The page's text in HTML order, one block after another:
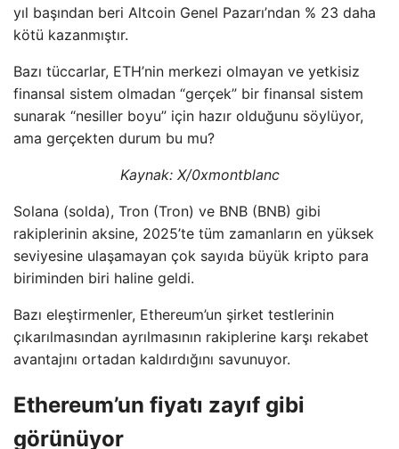
yıl başından beri Altcoin Genel Pazarı’ndan % 23 daha
kötü kazanmıştır.
Bazı tüccarlar, ETH’nin merkezi olmayan ve yetkisiz
finansal sistem olmadan “gerçek” bir finansal sistem
sunarak “nesiller boyu” için hazır olduğunu söylüyor,
ama gerçekten durum bu mu?
Kaynak: X/0xmontblanc
Solana (solda), Tron (Tron) ve BNB (BNB) gibi
rakiplerinin aksine, 2025’te tüm zamanların en yüksek
seviyesine ulaşamayan çok sayıda büyük kripto para
biriminden biri haline geldi.
Bazı eleştirmenler, Ethereum’un şirket testlerinin
çıkarılmasından ayrılmasının rakiplerine karşı rekabet
avantajını ortadan kaldırdığını savunuyor.
Ethereum’un fiyatı zayıf gibi
görünüyor